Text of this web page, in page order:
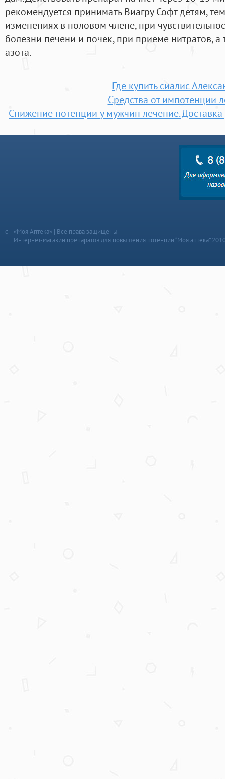
рекомендуется принимать Виагру Софт детям,
изменениях в половом члене, при
болезни печени и почек, при приеме нитратов,
азота.
Где купить сиалис
Средства от импотенции
Снижение потенции у мужчин лечение.
«Моя Аптека» | Все права защищены
Интернет-магазин препаратов для повышения потенции “Моя аптека”